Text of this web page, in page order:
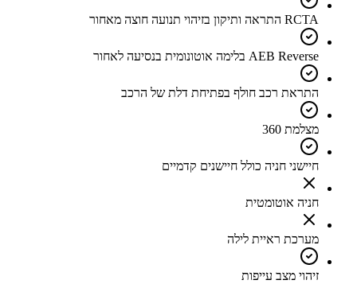
RCTA התראה ותיקון בזיהוי תנועה חוצה מאחור
AEB Reverse בלימה אוטונומית בנסיעה לאחור
התראת רכב חולף בפתיחת דלת של הרכב
מצלמת 360
חיישני חניה כולל חיישנים קדמיים
חניה אוטומטית
מערכת ראיית לילה
זיהוי מצב עייפות